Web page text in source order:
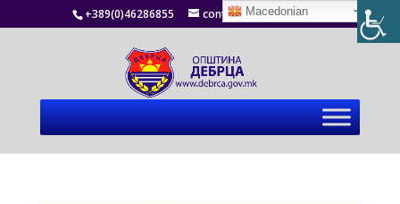
+389(0)46286855 contact@debrca.gov.mk
Macedonian